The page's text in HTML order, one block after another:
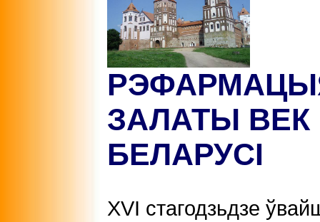
ЗАЛАТЫ ВЕК
БЕЛАРУСІ
ХVІ стагодзьдзе